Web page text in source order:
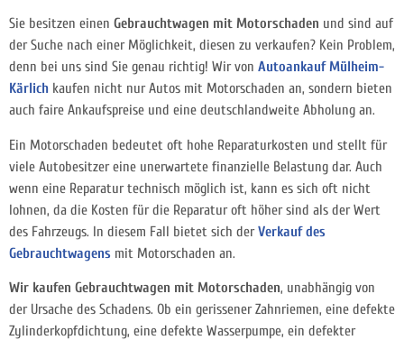
Sie besitzen einen Gebrauchtwagen mit Motorschaden und sind auf
der Suche nach einer Möglichkeit, diesen zu verkaufen? Kein Problem,
denn bei uns sind Sie genau richtig! Wir von Autoankauf Mülheim-
Kärlich kaufen nicht nur Autos mit Motorschaden an, sondern bieten
auch faire Ankaufspreise und eine deutschlandweite Abholung an.
Ein Motorschaden bedeutet oft hohe Reparaturkosten und stellt für
viele Autobesitzer eine unerwartete finanzielle Belastung dar. Auch
wenn eine Reparatur technisch möglich ist, kann es sich oft nicht
lohnen, da die Kosten für die Reparatur oft höher sind als der Wert
des Fahrzeugs. In diesem Fall bietet sich derVerkauf des
Gebrauchtwagens mit Motorschaden an.
Wir kaufen Gebrauchtwagen mit Motorschaden, unabhängig von
der Ursache des Schadens. Ob ein gerissener Zahnriemen, eine defekte
Zylinderkopfdichtung, eine defekte Wasserpumpe, ein defekter